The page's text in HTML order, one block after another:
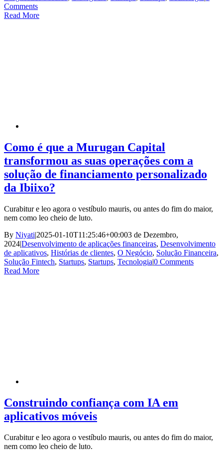
Comments
Read More
Como é que a Murugan Capital
transformou as suas operações com a
solução de financiamento personalizado
da Ibiixo?
Curabitur e leo agora o vestíbulo mauris, ou antes do fim do maior,
nem como leo cheio de luto.
By Niyati|2025-01-10T11:25:46+00:003 de Dezembro,
2024|Desenvolvimento de aplicações financeiras, Desenvolvimento
de aplicativos, Histórias de clientes, O Negócio, Solução Financeira,
Solução Fintech, Startups, Startups, Tecnologia|0 Comments
Read More
Construindo confiança com IA em
aplicativos móveis
Curabitur e leo agora o vestíbulo mauris, ou antes do fim do maior,
nem como leo cheio de luto.